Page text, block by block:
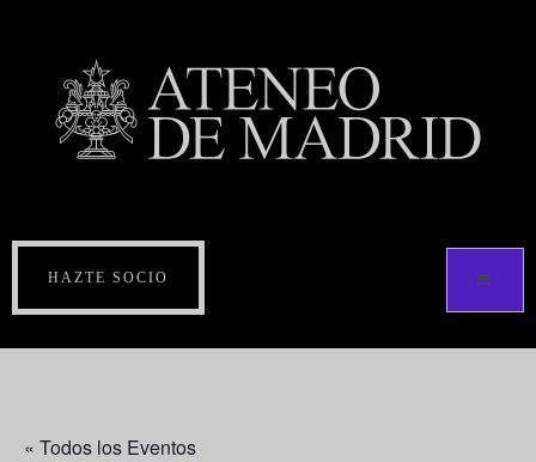
HAZTE SOCIO
« Todos los Eventos